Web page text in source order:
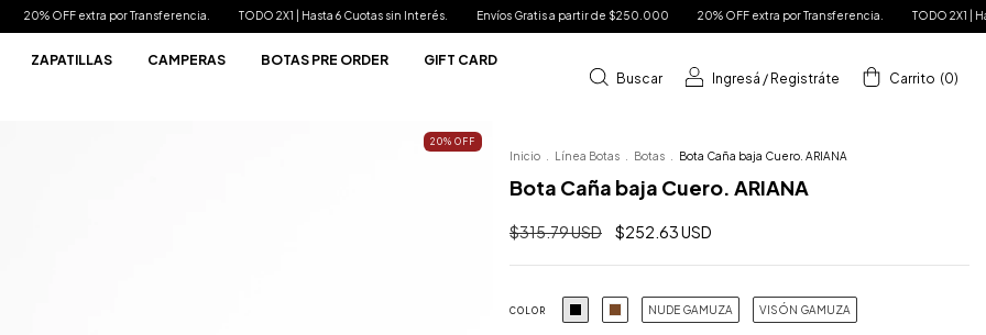
TODO 2X1 | Hasta 6 Cuotas sin Interés. Envíos Gratis a partir de $250.000 20% OFF extra por Transferencia. TODO 2X1 | Hasta 6 Cuotas sin Interés.
ZAPATILLAS CAMPERAS BOTAS PRE ORDER
GIFT CARD
Buscar
Ingresá / Registráte Carrito (0)
20% OFF
Inicio Línea Botas Botas Bota Caña baja Cuero. ARIANA
Bota Caña baja Cuero. ARIANA
$315.79 USD $252.63 USD
COLOR NUDE GAMUZA VISÓN GAMUZA